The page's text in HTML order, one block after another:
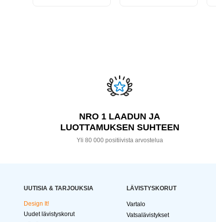
NRO 1 LAADUN JA
LUOTTAMUKSEN SUHTEEN
Yli 80 000 positiivista arvostelua
UUTISIA & TARJOUKSIA
Design It!
Uudet lävistyskorut
LÄVISTYSKORUT
Vartalo
Vatsalävistykset